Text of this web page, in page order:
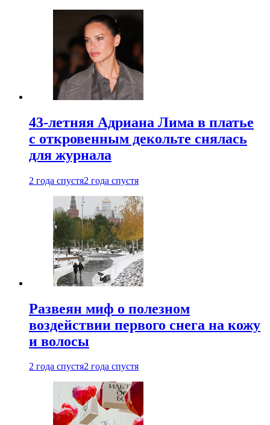
43-летняя Адриана Лима в платье
с откровенным декольте снялась
для журнала
2 года спустя2 года спустя
Развеян миф о полезном
воздействии первого снега на кожу
и волосы
2 года спустя2 года спустя